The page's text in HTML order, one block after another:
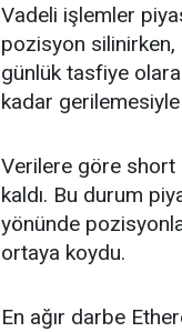
Vadeli işlemler
pozisyon silinirken,
günlük tasfiye
kadar
Verilere göre short
kaldı. Bu durum
yönünde
ortaya koydu.
En ağır darbe